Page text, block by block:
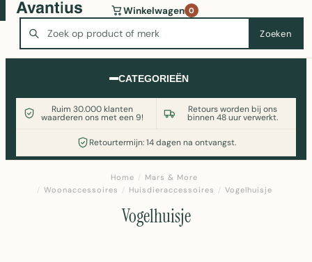
Zoeken
Winkelwagen 0
CATEGORIEËN
Ruim 30.000 klanten
waarderen ons met een 9!
Retours worden bij ons
binnen 48 uur verwerkt.
Retourtermijn: 14 dagen na ontvangst.
Wasmachine of koelkast nodig? Vergelijk alle prijzen op
Witgoedaanbod.nl
Home / Mars & More
/ Woonaccessoires / Huisdieraccessoires / Vogelhuisje
Vogelhuisje